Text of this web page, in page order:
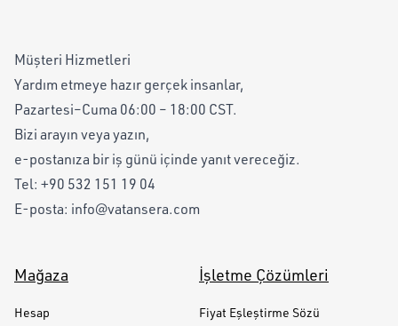
Müşteri Hizmetleri
Yardım etmeye hazır gerçek insanlar,
Pazartesi–Cuma 06:00 – 18:00 CST.
Bizi arayın veya yazın,
e-postanıza bir iş günü içinde yanıt vereceğiz.
Tel: +90 532 151 19 04
E-posta: info@vatansera.com
Mağaza
Hesap
İşletme Çözümleri
Fiyat Eşleştirme Sözü